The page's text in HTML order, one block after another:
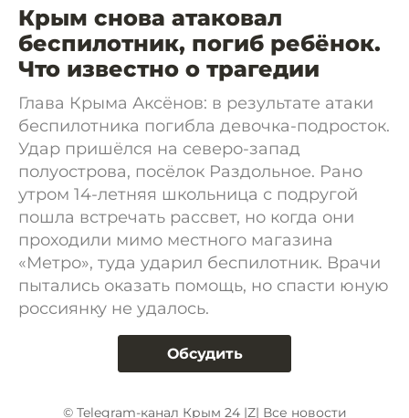
Крым снова атаковал
беспилотник, погиб ребёнок.
Что известно о трагедии
Глава Крыма Аксёнов: в результате атаки
беспилотника погибла девочка-подросток.
Удар пришёлся на северо-запад
полуострова, посёлок Раздольное. Рано
утром 14-летняя школьница с подругой
пошла встречать рассвет, но когда они
проходили мимо местного магазина
«Метро», туда ударил беспилотник. Врачи
пытались оказать помощь, но спасти юную
россиянку не удалось.
Обсудить
© Telegram-канал Крым 24 |Z| Все новости